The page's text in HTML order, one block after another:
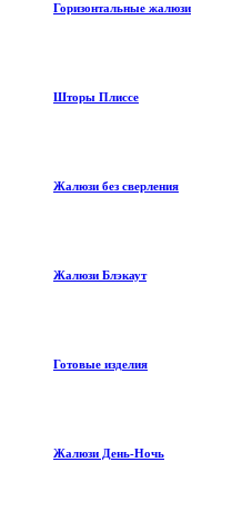
Горизонтальные жалюзи
Шторы Плиссе
Жалюзи без сверления
Жалюзи Блэкаут
Готовые изделия
Жалюзи День-Ночь